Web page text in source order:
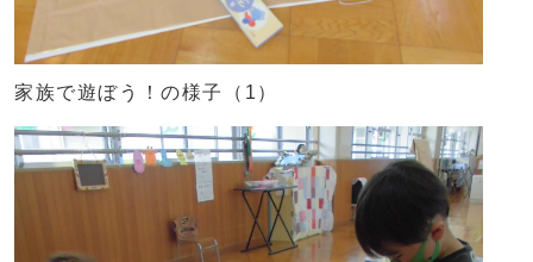
家族で遊ぼう！の様子（1）